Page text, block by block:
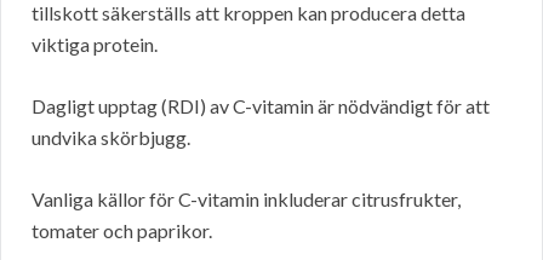
tillskott säkerställs att kroppen kan producera detta
viktiga protein.
Dagligt upptag (RDI) av C-vitamin är nödvändigt för att
undvika skörbjugg.
Vanliga källor för C-vitamin inkluderar citrusfrukter,
tomater och paprikor.